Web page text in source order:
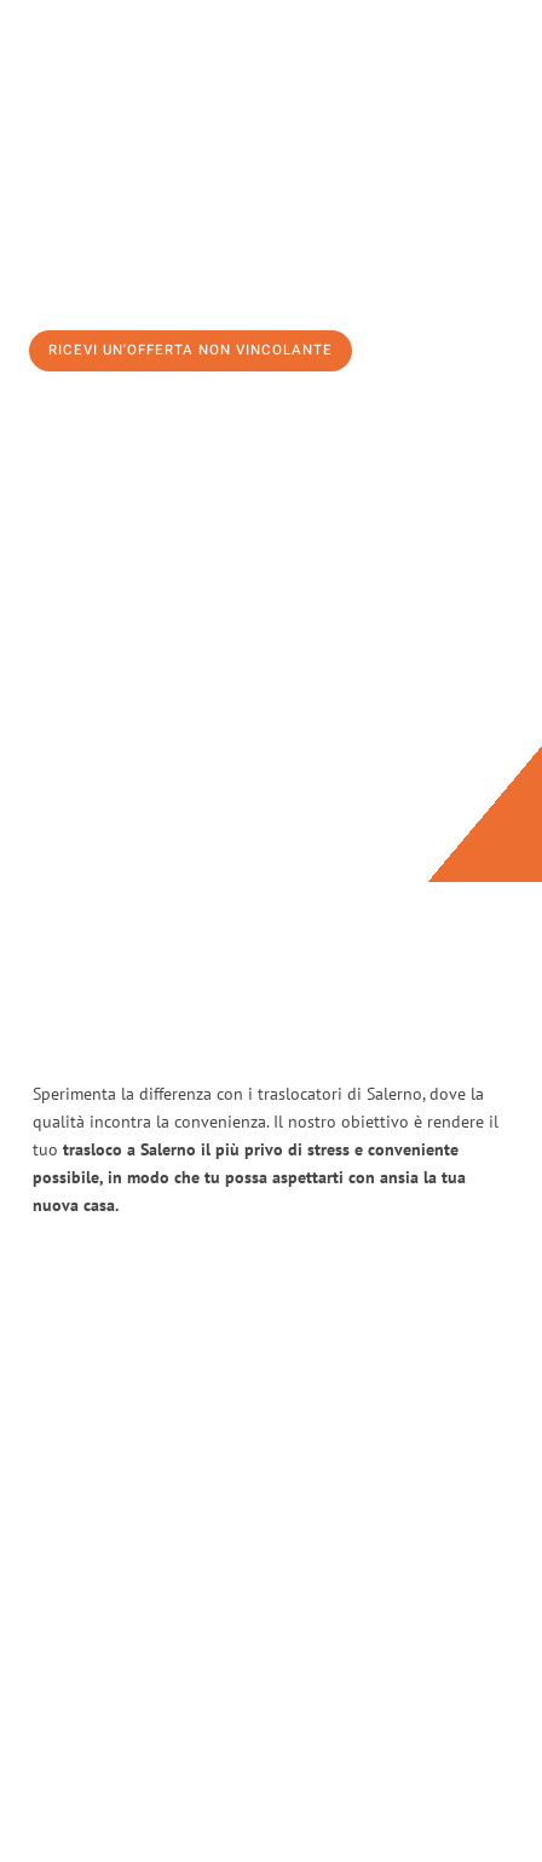
RICEVI UN'OFFERTA NON VINCOLANTE
Sperimenta la differenza con i traslocatori di Salerno, dove la
qualità incontra la convenienza. Il nostro obiettivo è rendere il
tuo trasloco a Salerno il più privo di stress e conveniente
possibile, in modo che tu possa aspettarti con ansia la tua
nuova casa.